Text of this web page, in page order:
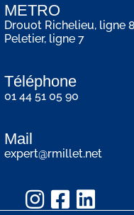
METRO
Drouot Richelieu, ligne
Peletier, ligne 7
Téléphone
01 44 51 05 90
Mail
expert@rmillet.net